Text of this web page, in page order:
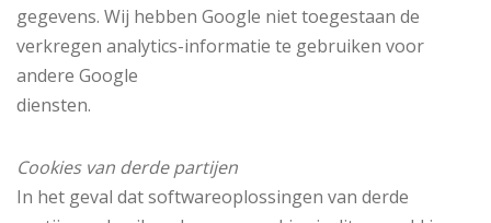
gegevens. Wij hebben Google niet toegestaan de
verkregen analytics-informatie te gebruiken voor
andere Google
diensten.
Cookies van derde partijen
In het geval dat softwareoplossingen van derde